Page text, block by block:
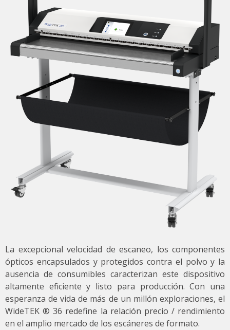
La excepcional velocidad de escaneo, los componentes
ópticos encapsulados y protegidos contra el polvo y la
ausencia de consumibles caracterizan este dispositivo
altamente eficiente y listo para producción. Con una
esperanza de vida de más de un millón exploraciones, el
WideTEK ® 36 redefine la relación precio / rendimiento
en el amplio mercado de los escáneres de formato.